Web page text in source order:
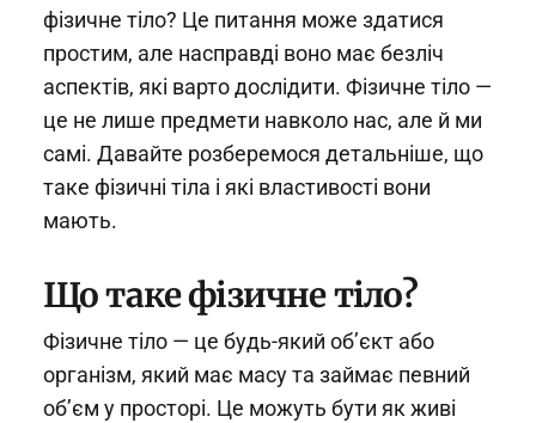
фізичне тіло? Це питання може здатися
простим, але насправді воно має безліч
аспектів, які варто дослідити. Фізичне тіло —
це не лише предмети навколо нас, але й ми
самі. Давайте розберемося детальніше, що
таке фізичні тіла і які властивості вони
мають.
Що таке фізичне тіло?
Фізичне тіло — це будь-який об’єкт або
організм, який має масу та займає певний
об’єм у просторі. Це можуть бути як живі